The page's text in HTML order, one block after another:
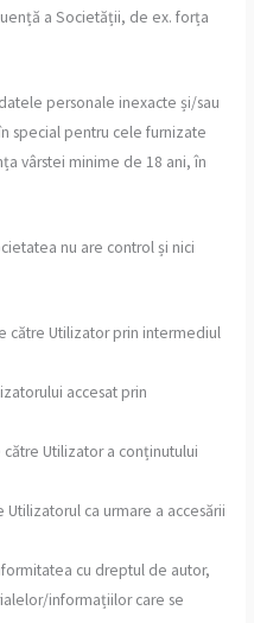
a Societății, de ex. forța
personale inexacte și/sau
special pentru cele furnizate
vârstei minime de 18 ani, în
nu are control și nici
către Utilizator prin intermediul
accesat prin
Utilizator a conținutului
ca urmare a accesării
cu dreptul de autor,
informațiilor care se